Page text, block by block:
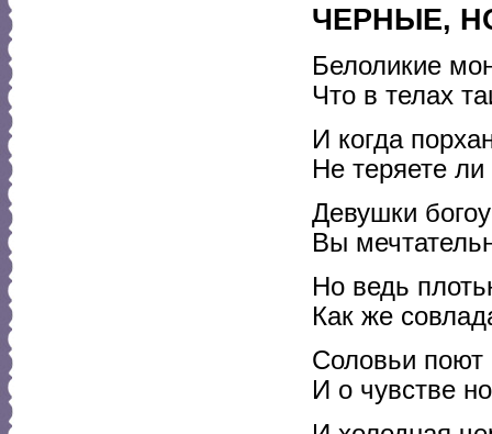
ЧЕРНЫЕ,
Белоликие
Что в телах
И когда
Не теряете
Девушки
Вы
Но ведь
Как же
Соловьи
И о чувстве